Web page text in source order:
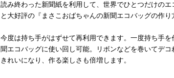
読み終わった新聞紙を利用して、世界でひとつだけのエ
と大好評の『まさこおばちゃんの新聞エコバッグの作り
今度は持ち手がはずせて再利用できます。一度持ち手を
聞エコバッグに使い回し可能。リボンなどを巻いてデ
きれいになり、作る楽しさも倍増します。